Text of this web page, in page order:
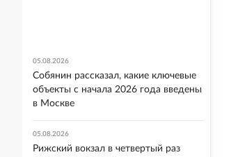
05.08.2026
Собянин рассказал, какие ключевые
объекты с начала 2026 года введены
в Москве
05.08.2026
Рижский вокзал в четвертый раз